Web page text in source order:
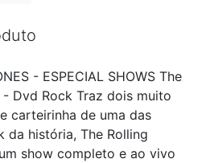
- ESPECIAL SHOWS The
Dvd Rock Traz dois muito
carteirinha de uma das
da história, The Rolling
show completo e ao vivo